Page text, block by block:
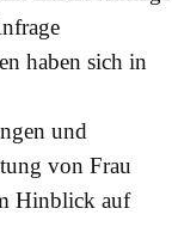
haben sich in
und
von Frau
Hinblick auf